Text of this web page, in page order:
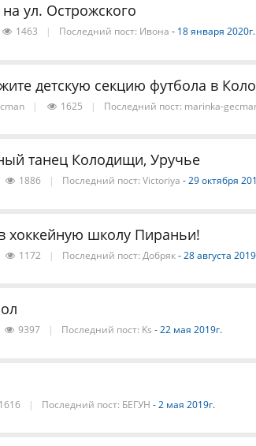
ул. Острожского
1463 | Последний пост: Ивона - 18 января 2020г.
детскую секцию футбола в
| 1625 | Последний пост: marinka-
танец Колодищи, Уручье
1886 | Последний пост: Victoriya - 29 октября
хоккейную школу Пираньи!
1172 | Последний пост: Добряк - 28 августа
9397 | Последний пост: Ks - 22 мая 2019г.
1616 | Последний пост: БЕГУН - 2 мая 2019г.